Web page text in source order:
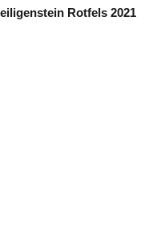
Rotfels 2021